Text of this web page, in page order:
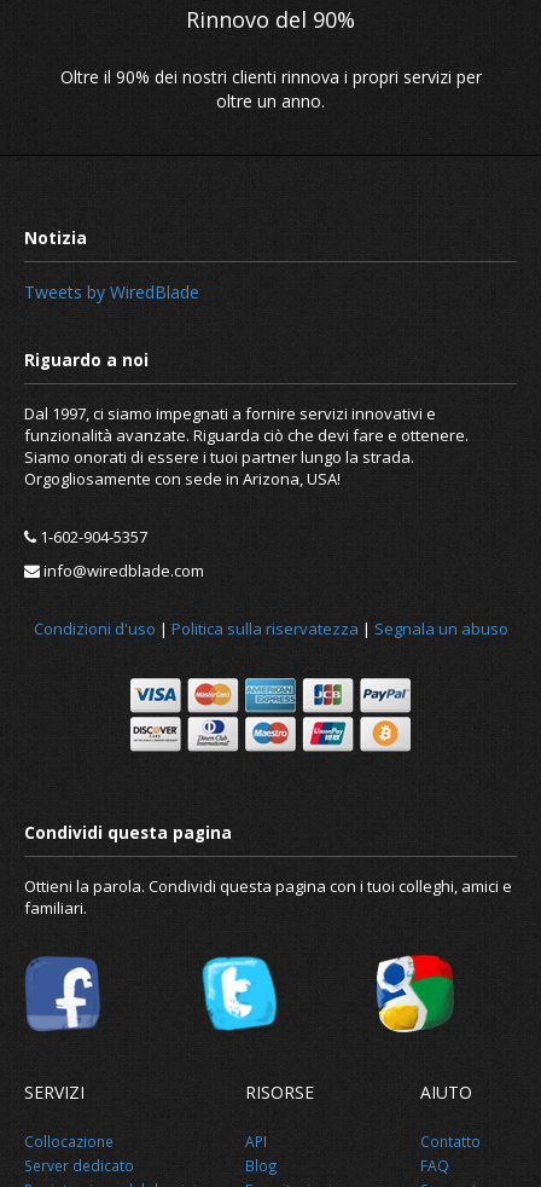
Oltre il 90% dei nostri clienti rinnova i propri servizi per
oltre un anno.
Notizia
Tweets by WiredBlade
Dal 1997, ci siamo impegnati a fornire servizi innovativi e
funzionalità avanzate. Riguarda ciò che devi fare e ottenere.
Siamo onorati di essere i tuoi partner lungo la strada.
Orgogliosamente con sede in Arizona, USA!
1-602-904-5357
info@wiredblade.com
Condizioni d'uso | Politica sulla riservatezza | Segnala un abuso
Ottieni la parola. Condividi questa pagina con i tuoi colleghi, amici e
familiari.
SERVIZI
Collocazione
Server dedicato
RISORSE
API
Blog
AIUTO
Contatto
FAQ